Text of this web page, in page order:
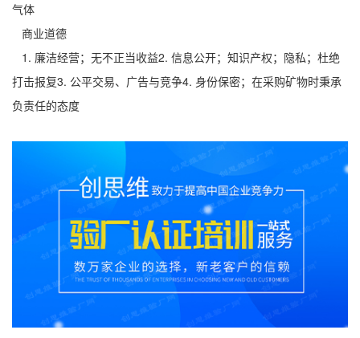
气体
商业道德
1. 廉洁经营；无不正当收益2. 信息公开；知识产权；隐私；杜绝
打击报复3. 公平交易、广告与竞争4. 身份保密；在采购矿物时秉承
负责任的态度